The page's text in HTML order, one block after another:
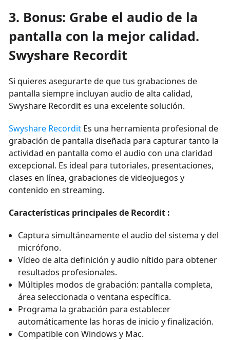
3. Bonus: Grabe el audio de la
pantalla con la mejor calidad.
Swyshare Recordit
Si quieres asegurarte de que tus grabaciones de
pantalla siempre incluyan audio de alta calidad,
Swyshare Recordit es una excelente solución.
Swyshare Recordit Es una herramienta profesional de
grabación de pantalla diseñada para capturar tanto la
actividad en pantalla como el audio con una claridad
excepcional. Es ideal para tutoriales, presentaciones,
clases en línea, grabaciones de videojuegos y
contenido en streaming.
Características principales de Recordit :
Captura simultáneamente el audio del sistema y del
micrófono.
Vídeo de alta definición y audio nítido para obtener
resultados profesionales.
Múltiples modos de grabación: pantalla completa,
área seleccionada o ventana específica.
Programa la grabación para establecer
automáticamente las horas de inicio y finalización.
Compatible con Windows y Mac.